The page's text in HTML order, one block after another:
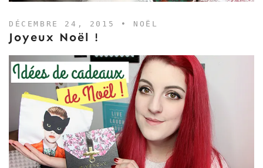
DÉCEMBRE 24, 2015 • NOËL
Joyeux Noël !